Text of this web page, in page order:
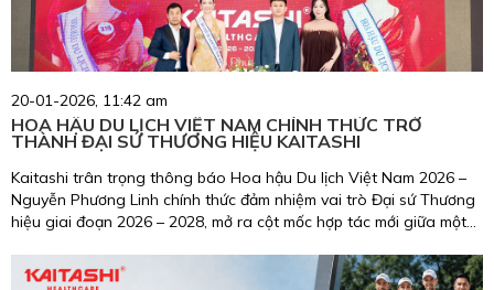
20-01-2026, 11:42 am
HOA HẬU DU LỊCH VIỆT NAM CHÍNH THỨC TRỞ
THÀNH ĐẠI SỨ THƯƠNG HIỆU KAITASHI
Kaitashi trân trọng thông báo Hoa hậu Du lịch Việt Nam 2026 –
Nguyễn Phương Linh chính thức đảm nhiệm vai trò Đại sứ Thương
hiệu giai đoạn 2026 – 2028, mở ra cột mốc hợp tác mới giữa một
thương hiệu chăm sóc sức khỏe uy tín tại Việt Nam.